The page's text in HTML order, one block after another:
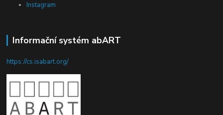
Instagram
Informační systém abART
https://cs.isabart.org/